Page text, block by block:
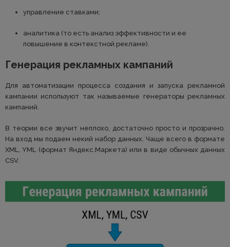
управление ставками;
аналитика (то есть анализ эффективности и ее
повышение в контекстной рекламе).
Генерация рекламных кампаний
Для автоматизации процесса создания и запуска рекламной
кампании используют так называемые генераторы рекламных
кампаний.
В теории все звучит неплохо, достаточно просто и прозрачно.
На вход мы подаем некий набор данных. Чаще всего в формате
XML, YML (формат Яндекс.Маркета) или в виде обычных данных
CSV.